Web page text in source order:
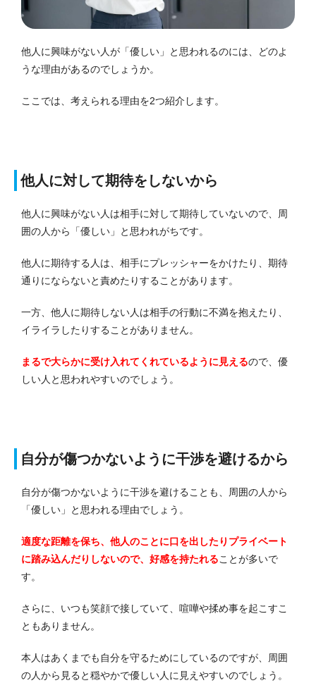
他人に興味がない人が「優しい」と思われるのには、どのよ
うな理由があるのでしょうか。
ここでは、考えられる理由を2つ紹介します。
他人に対して期待をしないから
他人に興味がない人は相手に対して期待していないので、周
囲の人から「優しい」と思われがちです。
他人に期待する人は、相手にプレッシャーをかけたり、期待
通りにならないと責めたりすることがあります。
一方、他人に期待しない人は相手の行動に不満を抱えたり、
イライラしたりすることがありません。
まるで大らかに受け入れてくれているように見えるので、優
しい人と思われやすいのでしょう。
自分が傷つかないように干渉を避けるから
自分が傷つかないように干渉を避けることも、周囲の人から
「優しい」と思われる理由でしょう。
適度な距離を保ち、他人のことに口を出したりプライベート
に踏み込んだりしないので、好感を持たれることが多いで
す。
さらに、いつも笑顔で接していて、喧嘩や揉め事を起こすこ
ともありません。
本人はあくまでも自分を守るためにしているのですが、周囲
の人から見ると穏やかで優しい人に見えやすいのでしょう。